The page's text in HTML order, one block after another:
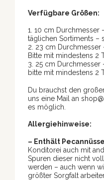
Verfügbare Größen:
1. 10 cm Durchmesser
täglichen Sortiments –
2. 23 cm Durchmesser
Bitte mit mindestens 2
3. 25 cm Durchmesser
bitte mit mindestens 2
Du brauchst den
uns eine Mail an
es möglich.
Allergiehinweise:
– Enthält
Konditorei auch mit
Spuren dieser nicht
werden – auch wenn
größter Sorgfalt